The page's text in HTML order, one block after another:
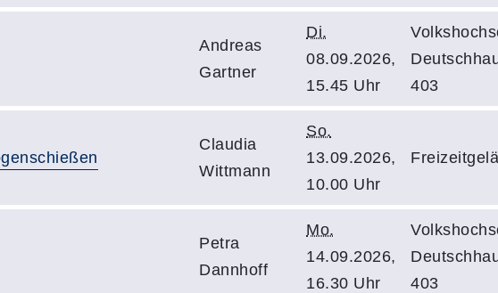
Andreas
Gartner
Di.
08.09.2026,
15.45 Uhr
403
Claudia
Wittmann
So.
13.09.2026,
10.00 Uhr
Petra
Dannhoff
Mo.
14.09.2026,
16.30 Uhr
403